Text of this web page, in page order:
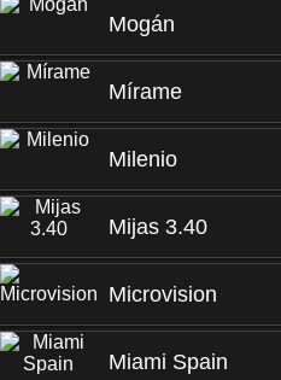
Mogán
Mírame
Milenio
Mijas 3.40
Microvision
Miami Spain